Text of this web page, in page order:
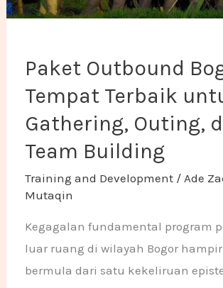
Paket Outbound
Tempat Terbaik
Gathering, Outing,
Team Building
Training and Development/ Ade
Mutaqin
Kegagalan fundamental program
luar ruang di wilayah Bogor
bermula dari satu kekeliruan